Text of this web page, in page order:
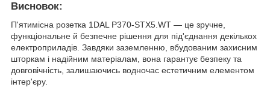
Висновок:
П'ятимісна розетка 1DAL P370-STX5.WT — це зручне,
функціональне й безпечне рішення для під'єднання декількох
електроприладів. Завдяки заземленню, вбудованим захисним
шторкам і надійним матеріалам, вона гарантує безпеку та
довговічність, залишаючись водночас естетичним елементом
інтер'єру.